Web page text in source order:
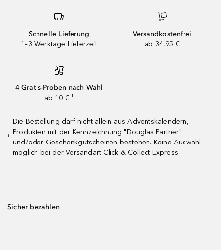
Schnelle Lieferung
1–3 Werktage Lieferzeit
Versandkostenfrei
ab 34,95 €
4 Gratis-Proben nach Wahl
ab 10 € ¹
¹
Die Bestellung darf nicht allein aus Adventskalendern,
Produkten mit der Kennzeichnung "Douglas Partner"
und/oder Geschenkgutscheinen bestehen. Keine Auswahl
möglich bei der Versandart Click & Collect Express
Sicher bezahlen